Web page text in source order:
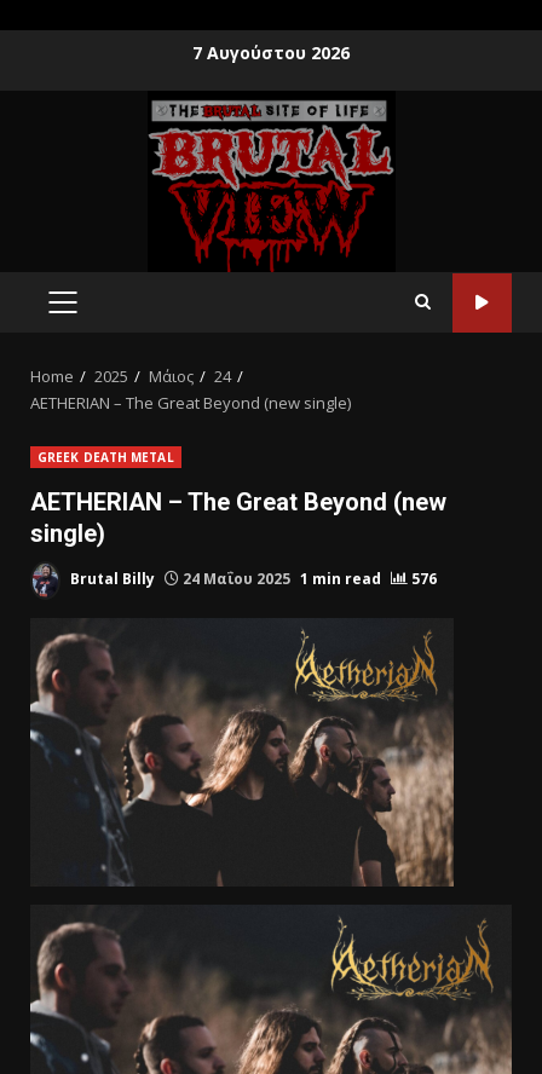
7 Αυγούστου 2026
Home 2025 Μάιος
24
AETHERIAN – The Great Beyond (new single)
GREEK DEATH METAL
AETHERIAN – The Great Beyond (new
single)
Brutal Billy 24 Μαΐου 2025 1 min read 576